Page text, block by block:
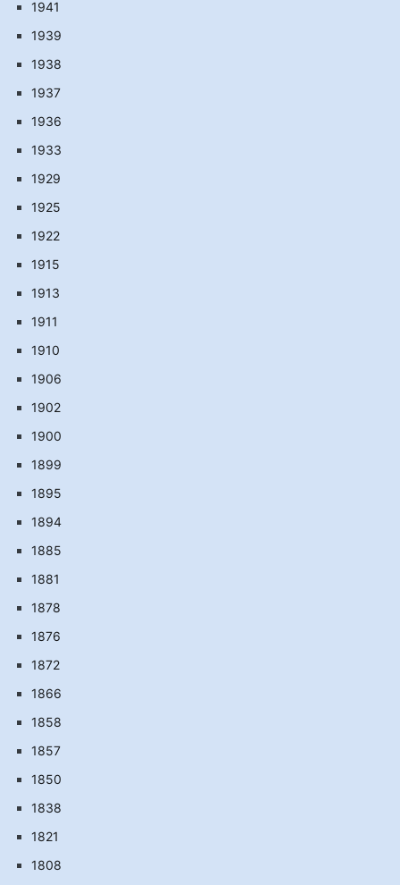
1941
1939
1938
1937
1936
1933
1929
1925
1922
1915
1913
1911
1910
1906
1902
1900
1899
1895
1894
1885
1881
1878
1876
1872
1866
1858
1857
1850
1838
1821
1808